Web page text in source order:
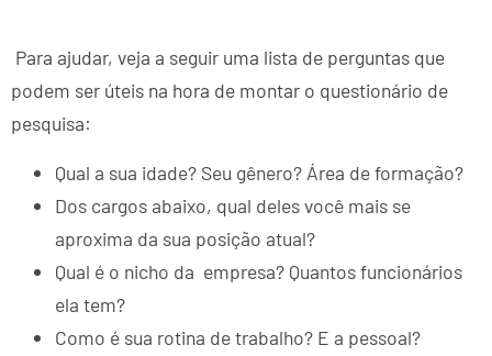
Para ajudar, veja a seguir uma lista de perguntas que
podem ser úteis na hora de montar o questionário de
pesquisa:
Qual a sua idade? Seu gênero? Área de formação?
Dos cargos abaixo, qual deles você mais se
aproxima da sua posição atual?
Qual é o nicho da empresa? Quantos funcionários
ela tem?
Como é sua rotina de trabalho? E a pessoal?